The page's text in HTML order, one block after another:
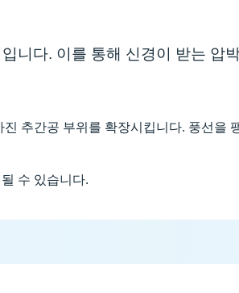
니다. 이를 통해 신경이 받는 압
추간공 부위를 확장시킵니다. 풍선을
수 있습니다.